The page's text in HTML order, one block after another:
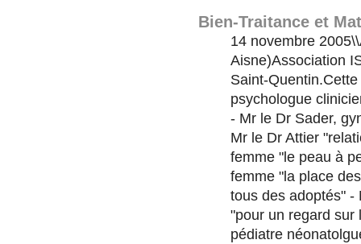
Bien-Traitance et
14 novembre
Aisne)Association
Saint-
psychologue
- Mr le Dr Sader,
Mr le Dr Attier
femme "le peau à
femme "la place
tous des adoptés" -
"pour un regard sur
pédiatre